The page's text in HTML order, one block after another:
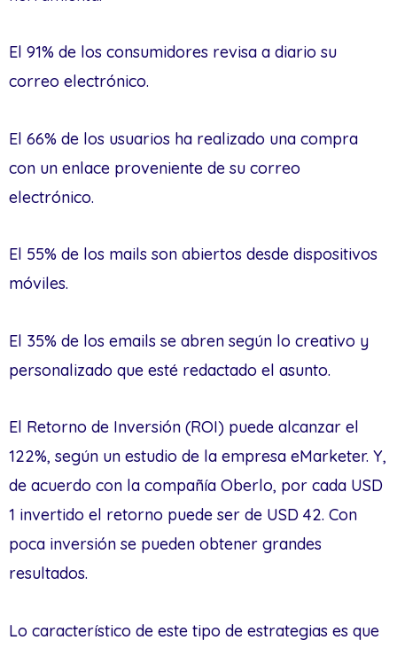
El 91% de los consumidores revisa a diario su
correo electrónico.
El 66% de los usuarios ha realizado una compra
con un enlace proveniente de su correo
electrónico.
El 55% de los mails son abiertos desde dispositivos
móviles.
El 35% de los emails se abren según lo creativo y
personalizado que esté redactado el asunto.
El Retorno de Inversión (ROI) puede alcanzar el
122%, según un estudio de la empresa eMarketer. Y,
de acuerdo con la compañía Oberlo, por cada USD
1 invertido el retorno puede ser de USD 42. Con
poca inversión se pueden obtener grandes
resultados.
Lo característico de este tipo de estrategias es que